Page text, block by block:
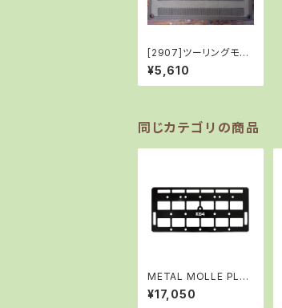
[2907]ツーリングモー
ルベース(L)/TAN
¥5,610
同じカテゴリの商品
METAL MOLLE PLA
TE K64（メタル モール
プレート K64）/BLACK
¥17,050